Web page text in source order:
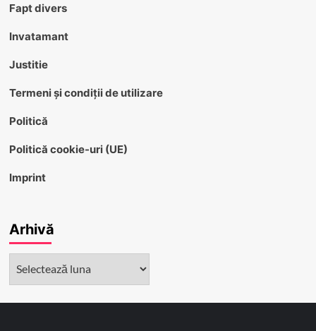
Fapt divers
Invatamant
Justitie
Termeni și condiții de utilizare
Politică
Politică cookie-uri (UE)
Imprint
Arhivă